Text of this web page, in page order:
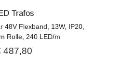
Trafos
48V Flexband, 13W, IP20,
Rolle, 240 LED/m
487,80